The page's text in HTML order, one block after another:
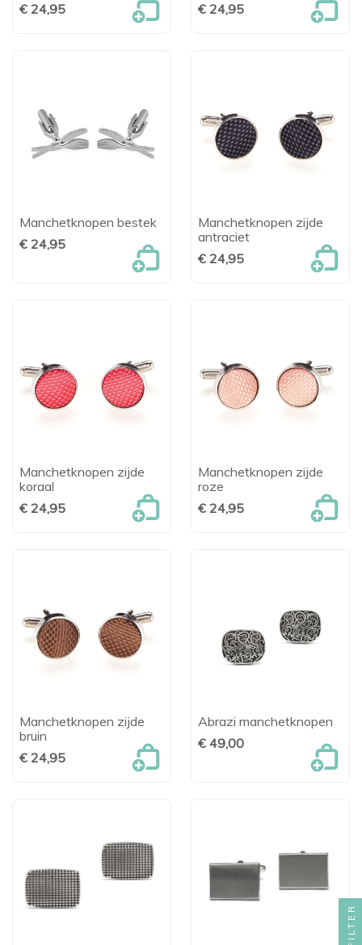
€ 24,95
€ 24,95
Manchetknopen bestek
€ 24,95
Manchetknopen zijde
antraciet
€ 24,95
Manchetknopen zijde
koraal
€ 24,95
Manchetknopen zijde
roze
€ 24,95
Manchetknopen zijde
bruin
€ 24,95
Abrazi manchetknopen
€ 49,00
FILTER